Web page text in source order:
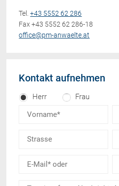
Tel.+43 5552 62 286
Fax +43 5552 62 286-18
office@pm-anwaelte.at
Kontakt aufnehmen
Herr Frau